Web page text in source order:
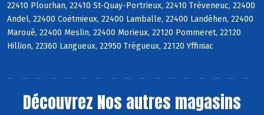
22410 Plourhan, 22410 St-Quay-Portrieux, 22410 Tréveneuc, 22400
Andel, 22400 Coëtmieux, 22400 Lamballe, 22400 Landéhen, 22400
Maroué, 22400 Meslin, 22400 Morieux, 22120 Pommeret, 22120
Hillion, 22360 Langueux, 22950 Trégueux, 22120 Yffiniac
Découvrez Nos autres magasins